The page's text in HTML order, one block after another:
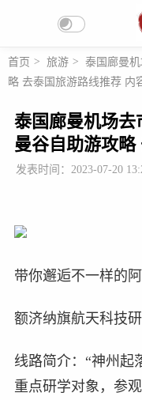
首页 > 旅游 > 泰国廊曼
略 去泰国旅游路线推荐 内
泰国廊曼机场去
曼谷自助游攻
发表时间：2023-07-20
带你邂逅不一样的
额济纳旗航天科技
线路简介：“神州起
重点研学对象，参